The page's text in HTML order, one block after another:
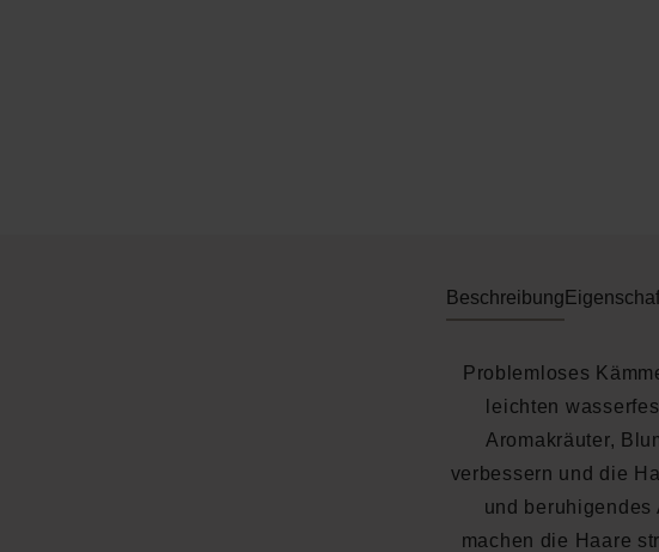
Beschreibung
Problemloses
leichten
Aromakräuter,
verbessern und die
und
machen die Haare